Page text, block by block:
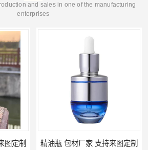
and sales in one of the manufacturing
enterprises
图定制 精油瓶 包材厂家 支持来图定制